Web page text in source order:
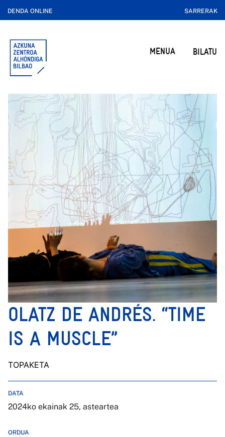
DENDA ONLINE SARRERAK
MENUA BILATU
OLATZ DE ANDRÉS. “TIME
IS A MUSCLE”
TOPAKETA
DATA
2024ko ekainak 25, asteartea
ORDUA